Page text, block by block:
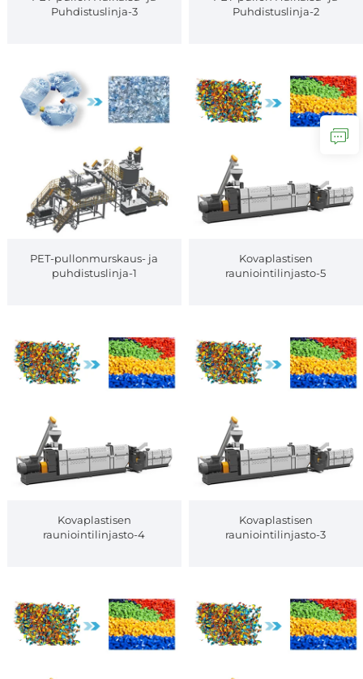
Puhdistuslinja-3
Puhdistuslinja-2
PET-pullonmurskaus- ja
puhdistuslinja-1
Kovaplastisen
rauniointilinjasto-5
Kovaplastisen
rauniointilinjasto-4
Kovaplastisen
rauniointilinjasto-3